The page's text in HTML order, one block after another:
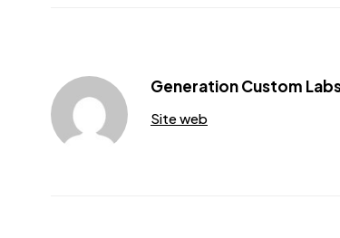
Generation Custom
Site web